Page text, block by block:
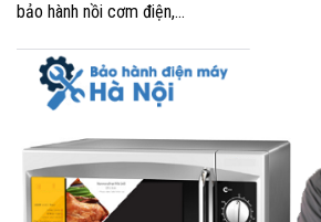
bảo hành nồi cơm điện,…